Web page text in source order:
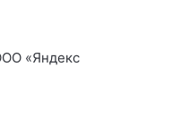
«Яндекс